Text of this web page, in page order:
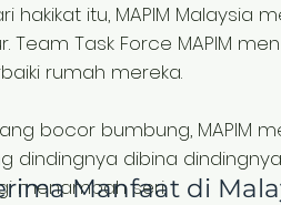
hakikat itu, MAPIM
Team Task Force MAPIM
rumah mereka.
bocor bumbung, MAPIM
dindingnya dibina
menambah seri.
Manfaat di